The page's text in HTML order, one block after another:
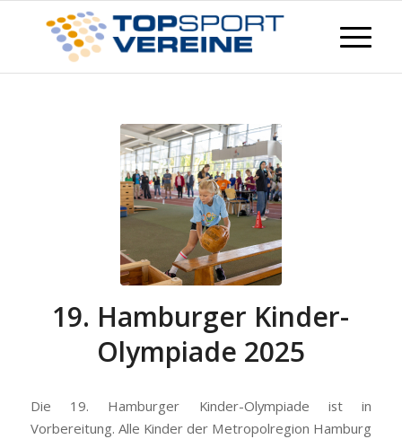
19. Hamburger Kinder-
Olympiade 2025
Die 19. Hamburger Kinder-Olympiade ist in
Vorbereitung. Alle Kinder der Metropolregion Hamburg